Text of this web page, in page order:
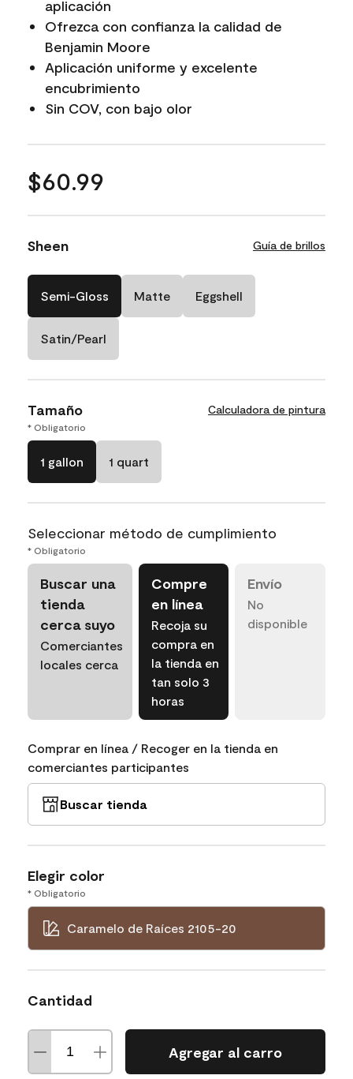
aplicación
Ofrezca con confianza la calidad de
Benjamin Moore
Aplicación uniforme y excelente
encubrimiento
Sin COV, con bajo olor
$60.99
Sheen Guía de brillos
Semi-Gloss Matte Eggshell
Satin/Pearl
Tamaño Calculadora de pintura
* Obligatorio
1 gallon 1 quart
Seleccionar método de cumplimiento
* Obligatorio
Buscar una
tienda
cerca suyo
Comerciantes
locales cerca
Compre
en línea
Recoja su
compra en
la tienda en
tan solo 3
horas
Envío
No
disponible
Comprar en línea / Recoger en la tienda en
comerciantes participantes
Buscar tienda
Elegir color
* Obligatorio
Caramelo de Raíces 2105-20
Cantidad
Agregar al carro